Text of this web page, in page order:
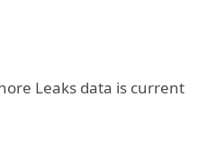
Leaks data is current